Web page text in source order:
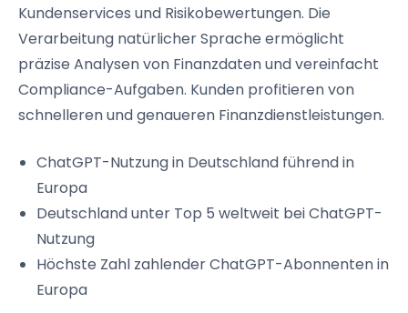
Kundenservices und Risikobewertungen. Die
Verarbeitung natürlicher Sprache ermöglicht
präzise Analysen von Finanzdaten und vereinfacht
Compliance-Aufgaben. Kunden profitieren von
schnelleren und genaueren Finanzdienstleistungen.
ChatGPT-Nutzung in Deutschland führend in
Europa
Deutschland unter Top 5 weltweit bei ChatGPT-
Nutzung
Höchste Zahl zahlender ChatGPT-Abonnenten in
Europa